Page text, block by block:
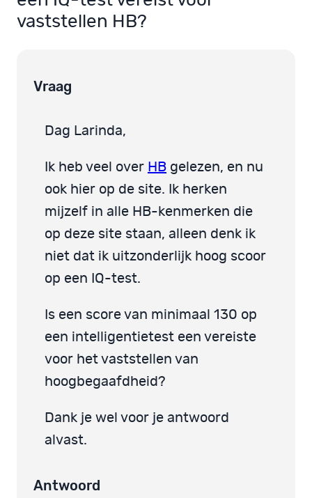
vaststellen HB?
Vraag
Dag Larinda,
Ik heb veel over HB gelezen, en nu
ook hier op de site. Ik herken
mijzelf in alle HB-kenmerken die
op deze site staan, alleen denk ik
niet dat ik uitzonderlijk hoog scoor
op een IQ-test.
Is een score van minimaal 130 op
een intelligentietest een vereiste
voor het vaststellen van
hoogbegaafdheid?
Dank je wel voor je antwoord
alvast.
Antwoord